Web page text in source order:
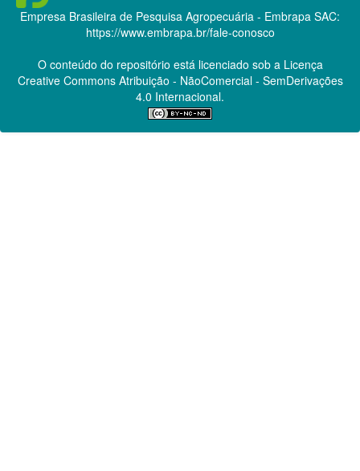
Empresa Brasileira de Pesquisa Agropecuária - Embrapa SAC:
https://www.embrapa.br/fale-conosco
O conteúdo do repositório está licenciado sob a Licença
Creative CommonsAtribuição - NãoComercial - SemDerivações
4.0 Internacional.